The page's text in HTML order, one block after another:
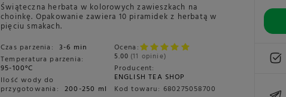
Świąteczna herbata w kolorowych zawieszkach na
choinkę. Opakowanie zawiera 10 piramidek z herbatą w
pięciu smakach.
Czas parzenia: 3-6 min
Temperatura parzenia:
95-100°C
Ilość wody do
przygotowania: 200-250 ml
Ocena:
5.00 11 opinie
Producent:
ENGLISH TEA SHOP
Kod towaru: 680275058700